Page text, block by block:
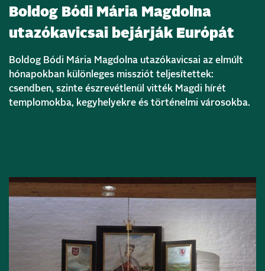
Boldog Bódi Mária Magdolna
utazókavicsai bejárják Európát
Boldog Bódi Mária Magdolna utazókavicsai az elmúlt
hónapokban különleges missziót teljesítettek:
csendben, szinte észrevétlenül vitték Magdi hírét
templomokba, kegyhelyekre és történelmi városokba.